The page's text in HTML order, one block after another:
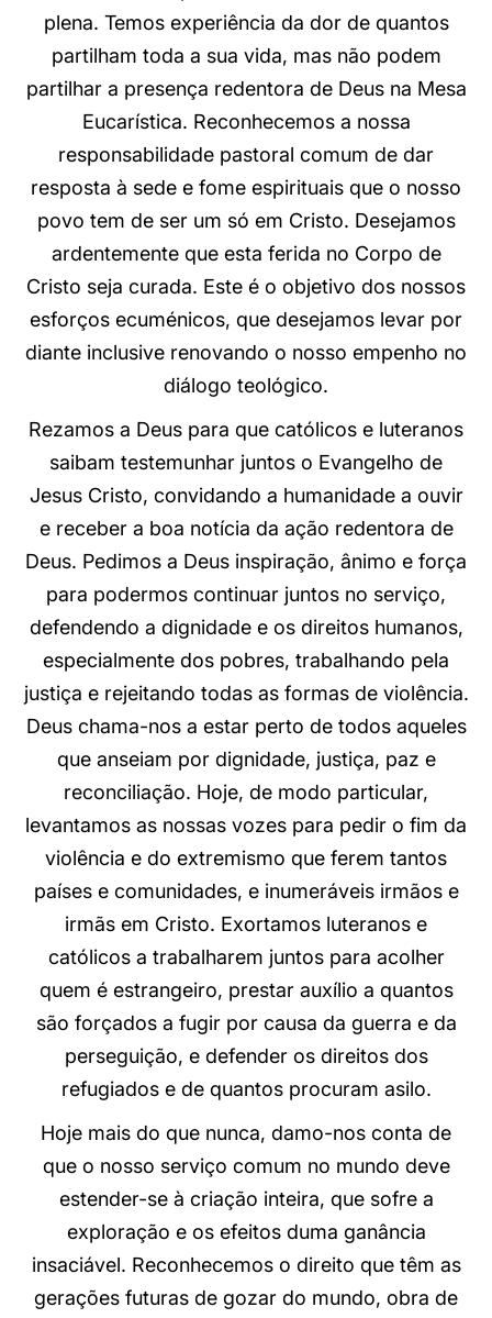
plena. Temos experiência da dor de quantos
partilham toda a sua vida, mas não podem
partilhar a presença redentora de Deus na Mesa
Eucarística. Reconhecemos a nossa
responsabilidade pastoral comum de dar
resposta à sede e fome espirituais que o nosso
povo tem de ser um só em Cristo. Desejamos
ardentemente que esta ferida no Corpo de
Cristo seja curada. Este é o objetivo dos nossos
esforços ecuménicos, que desejamos levar por
diante inclusive renovando o nosso empenho no
diálogo teológico.
Rezamos a Deus para que católicos e luteranos
saibam testemunhar juntos o Evangelho de
Jesus Cristo, convidando a humanidade a ouvir
e receber a boa notícia da ação redentora de
Deus. Pedimos a Deus inspiração, ânimo e força
para podermos continuar juntos no serviço,
defendendo a dignidade e os direitos humanos,
especialmente dos pobres, trabalhando pela
justiça e rejeitando todas as formas de violência.
Deus chama-nos a estar perto de todos aqueles
que anseiam por dignidade, justiça, paz e
reconciliação. Hoje, de modo particular,
levantamos as nossas vozes para pedir o fim da
violência e do extremismo que ferem tantos
países e comunidades, e inumeráveis irmãos e
irmãs em Cristo. Exortamos luteranos e
católicos a trabalharem juntos para acolher
quem é estrangeiro, prestar auxílio a quantos
são forçados a fugir por causa da guerra e da
perseguição, e defender os direitos dos
refugiados e de quantos procuram asilo.
Hoje mais do que nunca, damo-nos conta de
que o nosso serviço comum no mundo deve
estender-se à criação inteira, que sofre a
exploração e os efeitos duma ganância
insaciável. Reconhecemos o direito que têm as
gerações futuras de gozar do mundo, obra de